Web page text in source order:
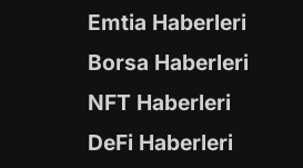
Emtia Haberleri
Borsa Haberleri
NFT Haberleri
DeFi Haberleri